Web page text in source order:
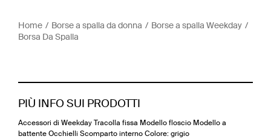
Home Borse a spalla da donna
Borse a spalla Weekday
Borsa Da Spalla
PIÙ INFO SUI PRODOTTI
Accessori di Weekday Tracolla fissa Modello floscio Modello a
battente Occhielli Scomparto interno Colore: grigio